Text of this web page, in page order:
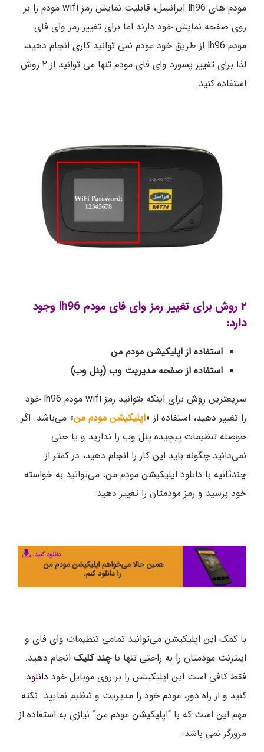
مودم های lh96 ایرانسل، قابلیت نمایش رمز wifi مودم را بر
روی صفحه نمایش خود دارند اما برای تغییر رمز وای فای
مودم lh96 از طریق خود مودم نمی توانید کاری انجام دهید،
لذا برای تغییر پسورد وای فای مودم تنها می توانید از ۲ روش
استفاده کنید.
۲ روش برای تغییر رمز وای فای مودم lh96 وجود
دارد:
استفاده از اپلیکیشن مودم من
استفاده از صفحه مدیریت وب (پنل وب)
سریعترین روش برای اینکه بتوانید رمز wifi مودم lh96 خود
را تغییر دهید، استفاده از «اپلیکیشن مودم من» می‌باشد. اگر
حوصله تنظیمات پیچیده پنل وب را ندارید و یا حتی
نمی‌دانید چگونه باید این کار را انجام دهید، در کمتر از
چندثانیه با دانلود اپلیکیشن مودم من، می‌توانید به خواسته
خود برسید و رمز مودمتان را تغییر دهید.
با کمک این اپلیکیشن می‌توانید تمامی تنظیمات وای فای و
اینترنت مودمتان را به راحتی تنها باچند کلیک انجام دهید.
فقط کافی است این اپلیکیشن را بر روی موبایل خود دانلود
کنید و از راه دور، مودم خود را مدیریت و تنظیم نمایید. نکته
مهم این است که با “اپلیکیشن مودم من” نیازی به استفاده از
مرورگر نمی باشد.